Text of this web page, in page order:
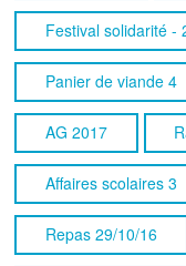
Festival solidarité -
Panier de viande 4
AG 2017
Affaires scolaires 3
Repas 29/10/16